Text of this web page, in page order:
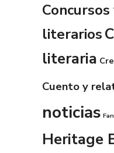
literarios
literaria
Cuento y
noticias
Heritage